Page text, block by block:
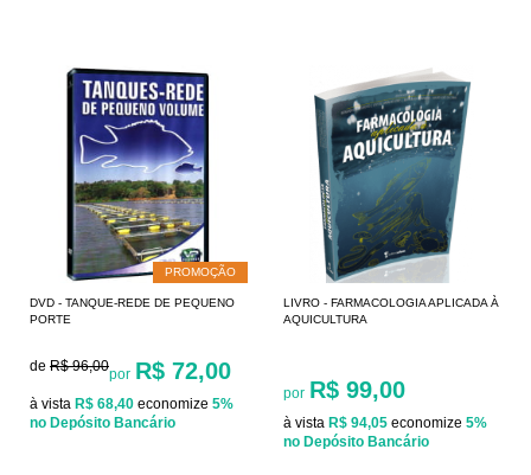
PROMOÇÃO
DVD - TANQUE-REDE DE PEQUENO
PORTE
de R$ 96,00por R$ 72,00
à vista R$ 68,40 economize 5%
no Depósito Bancário
LIVRO - FARMACOLOGIA APLICADA À
AQUICULTURA
por R$ 99,00
à vista R$ 94,05 economize 5%
no Depósito Bancário